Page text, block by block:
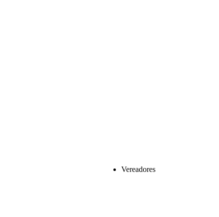
Vereadores